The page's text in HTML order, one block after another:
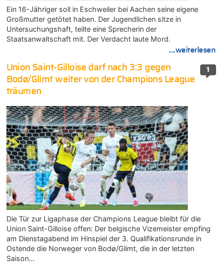
Ein 16-Jähriger soll in Eschweiler bei Aachen seine eigene
Großmutter getötet haben. Der Jugendlichen sitze in
Untersuchungshaft, teilte eine Sprecherin der
Staatsanwaltschaft mit. Der Verdacht laute Mord.
....weiterlesen
1
Union Saint-Gilloise darf nach 3:3 gegen
Bodø/Glimt weiter von der Champions League
träumen
Die Tür zur Ligaphase der Champions League bleibt für die
Union Saint-Gilloise offen: Der belgische Vizemeister empfing
am Dienstagabend im Hinspiel der 3. Qualifikationsrunde in
Ostende die Norweger von Bodø/Glimt, die in der letzten
Saison…